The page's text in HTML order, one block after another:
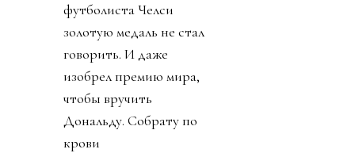
футболиста Челси
золотую медаль не стал
говорить. И даже
изобрел премию мира,
чтобы вручить
Дональду. Собрату по
крови